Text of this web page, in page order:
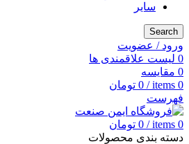
سایر
Search
ورود / عضویت
0 لیست علاقمندی ها
0 مقایسه
0
items
/
0 تومان
فهرست
0
items
/
0 تومان
دسته بندی محصولات